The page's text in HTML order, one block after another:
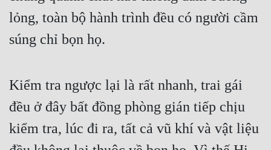
lỏng, toàn bộ hành trình đều có người cầm
súng chỉ bọn họ.
Kiểm tra ngược lại là rất nhanh, trai gái
đều ở đây bất đồng phòng gián tiếp chịu
kiểm tra, lúc đi ra, tất cả vũ khí và vật liệu